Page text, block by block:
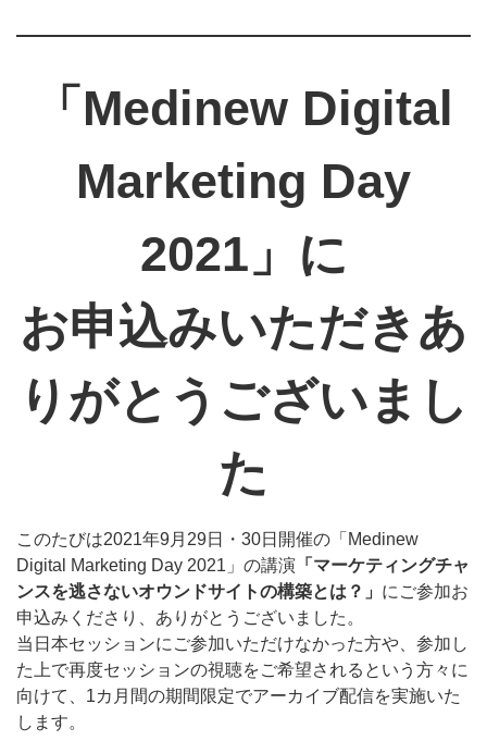
「Medinew Digital
Marketing Day
2021」に
お申込みいただきあ
りがとうございまし
た
このたびは2021年9月29日・30日開催の「Medinew
Digital Marketing Day 2021」の講演 「マーケティングチャ
ンスを逃さないオウンドサイトの構築とは？」 にご参加お
申込みくださり、ありがとうございました。
当日本セッションにご参加いただけなかった方や、参加し
た上で再度セッションの視聴をご希望されるという方々に
向けて、1カ月間の期間限定でアーカイブ配信を実施いた
します。